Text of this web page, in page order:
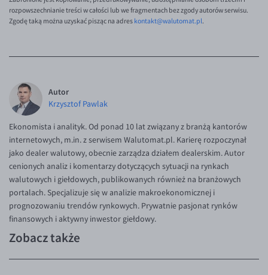
rozpowszechnianie treści w całości lub we fragmentach bez zgody autorów serwisu.
Zgodę taką można uzyskać pisząc na adres kontakt@walutomat.pl.
Autor
Krzysztof Pawlak
Ekonomista i analityk. Od ponad 10 lat związany z branżą kantorów
internetowych, m.in. z serwisem Walutomat.pl. Karierę rozpoczynał
jako dealer walutowy, obecnie zarządza działem dealerskim. Autor
cenionych analiz i komentarzy dotyczących sytuacji na rynkach
walutowych i giełdowych, publikowanych również na branżowych
portalach. Specjalizuje się w analizie makroekonomicznej i
prognozowaniu trendów rynkowych. Prywatnie pasjonat rynków
finansowych i aktywny inwestor giełdowy.
Zobacz także